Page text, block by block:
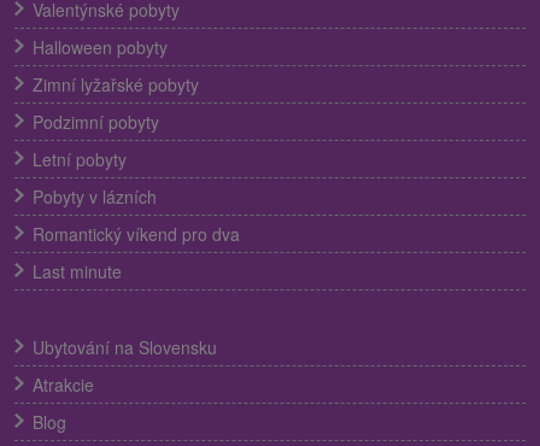
Valentýnské pobyty
Halloween pobyty
Zimní lyžařské pobyty
Podzimní pobyty
Letní pobyty
Pobyty v lázních
Romantický víkend pro dva
Last minute
Ubytování na Slovensku
Atrakcie
Blog